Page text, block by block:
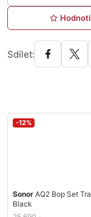
Sdílet:
-12%
Sonor AQ2 Bop Set
Black